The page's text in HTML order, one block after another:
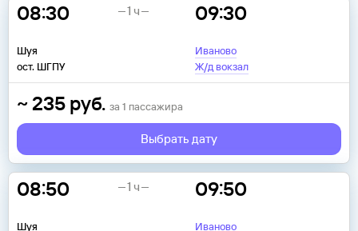
08:30
Шуя
ост. ШГПУ
09:30
Иваново
Ж/д вокзал
1 ч
~ 235 руб. за 1 пассажира
Выбрать дату
08:50
Шуя
09:50
Иваново
1 ч